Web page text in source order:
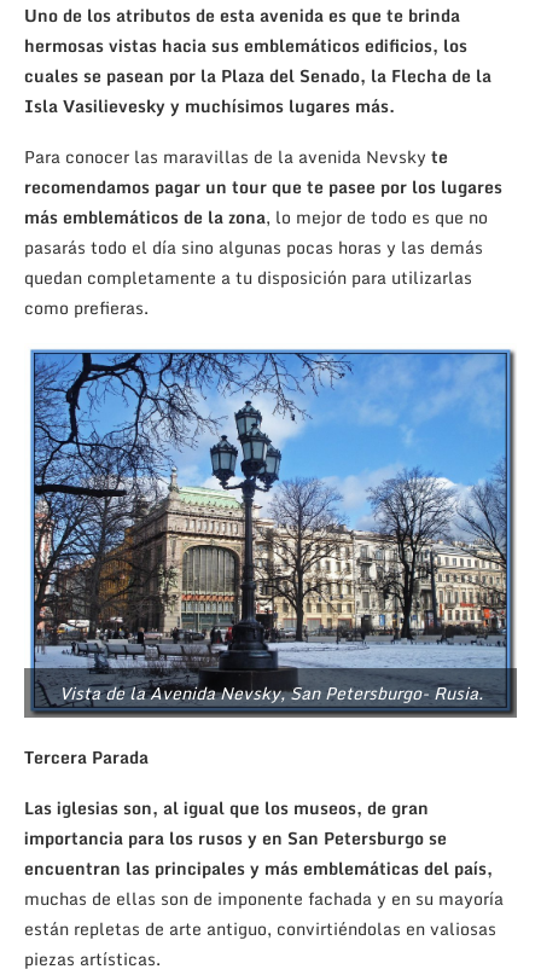
Uno de los atributos de esta avenida es que te brinda
hermosas vistas hacia sus emblemáticos edificios, los
cuales se pasean por la Plaza del Senado, la Flecha de la
Isla Vasilievesky y muchísimos lugares más.
Para conocer las maravillas de la avenida Nevsky te
recomendamos pagar un tour que te pasee por los lugares
más emblemáticos de la zona, lo mejor de todo es que no
pasarás todo el día sino algunas pocas horas y las demás
quedan completamente a tu disposición para utilizarlas
como prefieras.
Vista de la Avenida Nevsky, San Petersburgo- Rusia.
Tercera Parada
Las iglesias son, al igual que los museos, de gran
importancia para los rusos y en San Petersburgo se
encuentran las principales y más emblemáticas del país,
muchas de ellas son de imponente fachada y en su mayoría
están repletas de arte antiguo, convirtiéndolas en valiosas
piezas artísticas.